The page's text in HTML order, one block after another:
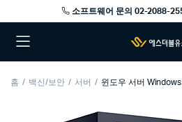
소프트웨어 문의 02-2088-
홈 백신/보안 서버 윈도우 서버